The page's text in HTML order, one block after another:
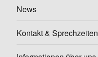
News
Kontakt & Sprechzeiten